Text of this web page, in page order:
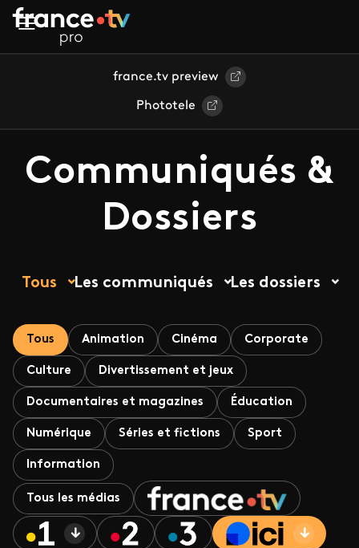
Aller au contenu principal
france.tv preview
Phototele
Communiqués &
Dossiers
Tous Les communiqués Les dossiers
Tous Animation Cinéma Corporate
Culture Divertissement et jeux
Documentaires et magazines Éducation
Numérique Séries et fictions Sport
Information
Tous les médias